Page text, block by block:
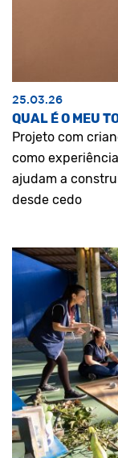
25.03.26
QUAL É O MEU
Projeto com
como
ajudam a
desde cedo